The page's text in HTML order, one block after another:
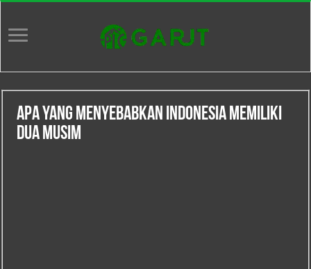
Apa Yang Menyebabkan Indonesia Memiliki
Dua Musim